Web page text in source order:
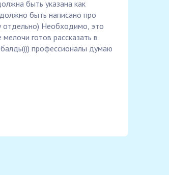
быть указана как
быть написано про
отдельно) Необходимо, это
готов рассказать в
балды))) профессионалы думаю